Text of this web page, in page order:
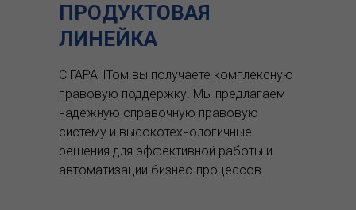
ПРОДУКТОВАЯ
ЛИНЕЙКА
С ГАРАНТом вы получаете комплексную
правовую поддержку. Мы предлагаем
надежную справочную правовую
систему и высокотехнологичные
решения для эффективной работы и
автоматизации бизнес-процессов.